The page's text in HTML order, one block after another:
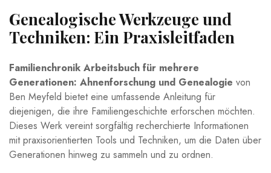
Genealogische Werkzeuge und
⁤Techniken: Ein Praxisleitfaden
Familienchronik Arbeitsbuch für mehrere
Generationen: ‍Ahnenforschung ​und ⁢Genealogie ​von​
Ben Meyfeld bietet eine umfassende Anleitung für
diejenigen, die ihre Familiengeschichte ⁣erforschen möchten.
Dieses Werk vereint sorgfältig recherchierte​ Informationen
mit praxisorientierten Tools‌ und Techniken, um‌ die Daten über
Generationen hinweg zu sammeln und‍ zu ordnen.